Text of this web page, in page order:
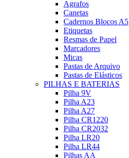
Agrafos
Canetas
Cadernos Blocos A5
Etiquetas
Resmas de Papel
Marcadores
Micas
Pastas de Arquivo
Pastas de Elásticos
PILHAS E BATERIAS
Pilha 9V
Pilha A23
Pilha A27
Pilha CR1220
Pilha CR2032
Pilha LR20
Pilha LR44
Pilhas AA